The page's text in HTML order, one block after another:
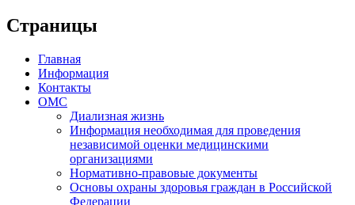
Страницы
Главная
Информация
Контакты
ОМС
Диализная жизнь
Информация необходимая для проведения
независимой оценки медицинскими
организациями
Нормативно-правовые документы
Основы охраны здоровья граждан в Российской
Федерации